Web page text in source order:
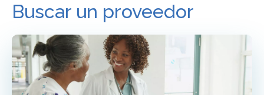
Buscar un proveedor